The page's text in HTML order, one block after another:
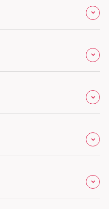
ルベース川口元郷
ザ小松
修理センター
コ
前
梅田地下（うめちか）
マークイズ福岡もも